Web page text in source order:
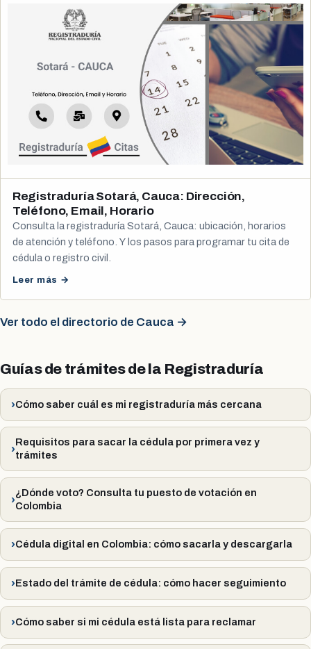
Registraduría Sotará, Cauca: Dirección,
Teléfono, Email, Horario
Consulta la registraduría Sotará, Cauca: ubicación, horarios
de atención y teléfono. Y los pasos para programar tu cita de
cédula o registro civil.
Leer más →
Ver todo el directorio de Cauca →
Guías de trámites de la Registraduría
Cómo saber cuál es mi registraduría más cercana
Requisitos para sacar la cédula por primera vez y
trámites
¿Dónde voto? Consulta tu puesto de votación en
Colombia
Cédula digital en Colombia: cómo sacarla y descargarla
Estado del trámite de cédula: cómo hacer seguimiento
Cómo saber si mi cédula está lista para reclamar